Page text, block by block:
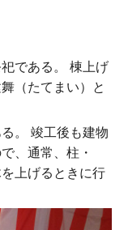
である。 棟上げ
（たてまい）と
。 竣工後も建物
、通常、柱・
上げるときに行